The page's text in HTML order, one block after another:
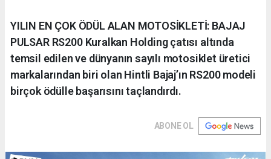
YILIN EN ÇOK ÖDÜL ALAN MOTOSİKLETİ: BAJAJ
PULSAR RS200 Kuralkan Holding çatısı altında
temsil edilen ve dünyanın sayılı motosiklet üretici
markalarından biri olan Hintli Bajaj’ın RS200 modeli
birçok ödülle başarısını taçlandırdı.
ABONE OL